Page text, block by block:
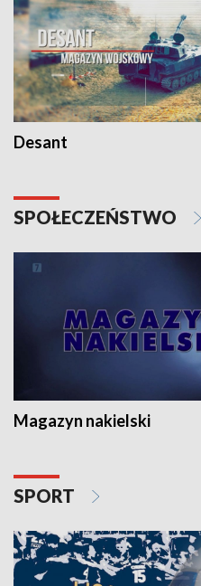
Desant
SPOŁECZEŃSTWO
Magazyn nakielski
SPORT